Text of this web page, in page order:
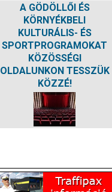
A GÖDÖLLŐI ÉS
KÖRNYÉKBELI
KULTURÁLIS- ÉS
SPORTPROGRAMOKAT
KÖZÖSSÉGI
OLDALUNKON TESSZÜK
KÖZZÉ!